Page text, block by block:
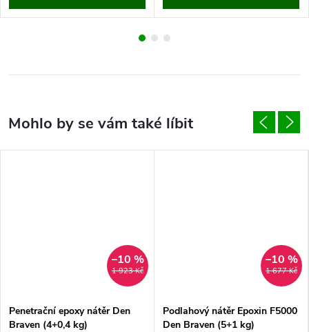
1 923 Kč
–10 %
Penetrační epoxy nátěr Den
Braven (4+0,4 kg)
1 677 Kč
–10 %
Podlahový nátěr Epoxin F5000
Den Braven (5+1 kg)